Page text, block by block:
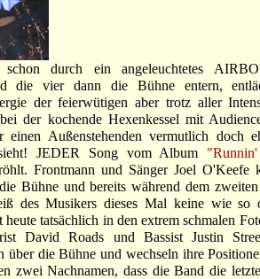
durch ein angeleuchtetes
die vier dann die Bühne entern,
der feierwütigen aber trotz aller
der kochende Hexenkessel mit
einen Außenstehenden vermutlich doch
JEDER Song vom Album
Frontmann und Sänger Joel O'Keefe
Bühne und bereits während dem
des Musikers dieses Mal keine wie so
tatsächlich in den extrem schmalen
David Roads und Bassist Justin
über die Bühne und wechseln ihre
zwei Nachnamen, dass die Band die